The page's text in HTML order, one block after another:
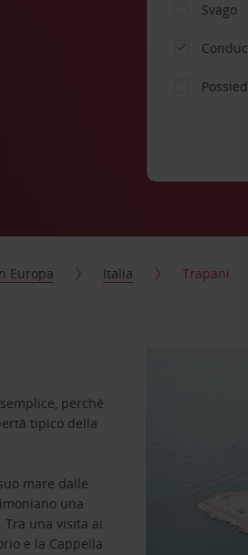
Svago
Europa Italia Trapani
perché
tipico della
mare dalle
una
Tra una visita ai
e la Cappella